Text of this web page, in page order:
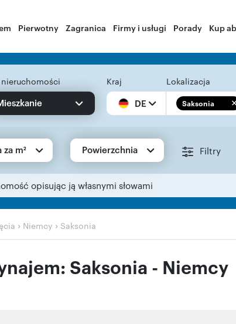
Pierwotny Zagranica Firmy i usługi Porady Kup
Kraj
DE
Lokalizacja
Saksonia
za m² Powierzchnia Filtry
opisując ją własnymi słowami
› Niemcy › Saksonia
Saksonia - Niemcy